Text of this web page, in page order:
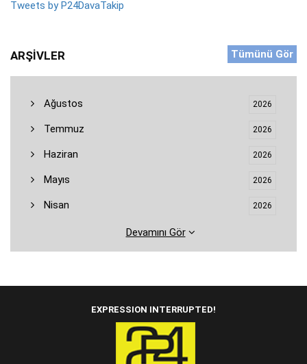
Tweets by P24DavaTakip
ARŞIVLER Tümünü Gör
Ağustos 2026
Temmuz 2026
Haziran 2026
Mayıs 2026
Nisan 2026
Devamını Gör
EXPRESSION INTERRUPTED!